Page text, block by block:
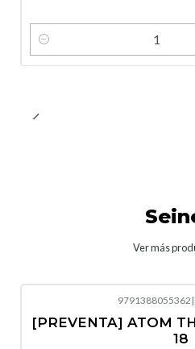
Cantidad
Ver más
9791388055362 |
[PREVENTA] ATOM
18